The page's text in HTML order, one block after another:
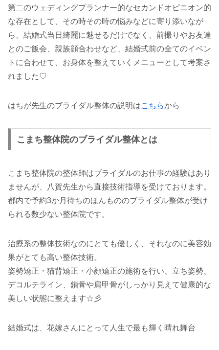
第二のウェディングプランナー的なセカンドオピニオン的
な存在として、その時その時の悩みなどに寄り添いなが
ら、結婚式当日綺麗に魅せるだけでなく、前撮りやお友達
とのご飯会、親族顔合わせなど、結婚式前の全てのイベン
トに合わせて、お身体を整えていくメニューとして考案さ
れました♡
はちが先生のブライダル整体の説明はこちらから
こまち整体院のブライダル整体とは
こまち整体院の整体師はブライダルのお仕事の経験はあり
ませんが、八賀先生から直接技術指導を受けております。
都内で予約3か月待ちのほんもののブライダル整体が受け
られる数少ない整体院です。
治療系の整体技術なのにとても優しく、それなのに美容効
果がとても高い整体技術。
姿勢矯正・猫背矯正・小顔矯正の施術を行い、立ち姿勢、
デコルテライン、鎖骨や肩甲骨がしっかり見えて健康的な
美しい状態に整えます☆彡
結婚式は、花嫁さんにとって人生で最も輝く晴れ舞台